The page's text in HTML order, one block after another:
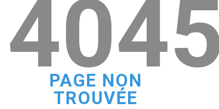
PAGE NON
TROUVÉE